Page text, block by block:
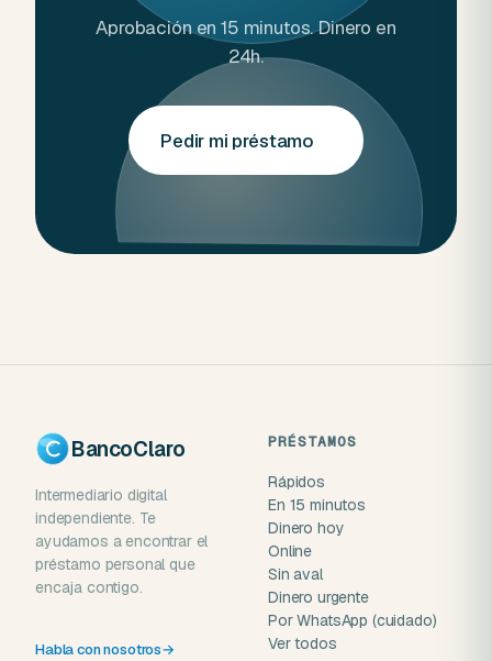
Aprobación en 15 minutos. Dinero en
24h.
Pedir mi préstamo
BancoClaro
Intermediario digital
independiente. Te
ayudamos a encontrar el
préstamo personal que
encaja contigo.
Habla con nosotros→
PRÉSTAMOS
Rápidos
En 15 minutos
Dinero hoy
Online
Sin aval
Dinero urgente
Por WhatsApp (cuidado)
Ver todos